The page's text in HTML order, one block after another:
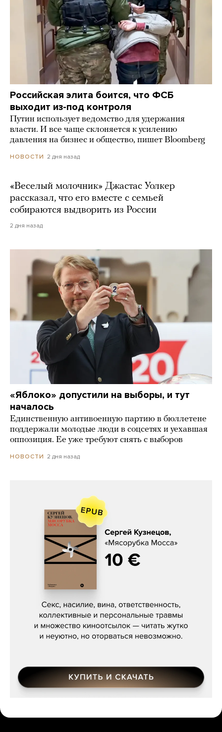
Российская элита боится, что ФСБ
выходит из-под контроля
Путин использует ведомство для удержания
власти. И все чаще склоняется к усилению
давления на бизнес и общество, пишет Bloomberg
НОВОСТИ 2 дня назад
«Веселый молочник» Джастас Уолкер
рассказал, что его вместе с семьей
собираются выдворить из России
2 дня назад
«Яблоко» допустили на выборы, и тут
началось
Единственную антивоенную партию в бюллетене
поддержали молодые люди в соцсетях и уехавшая
оппозиция. Ее уже требуют снять с выборов
НОВОСТИ 2 дня назад
Сергей Кузнецов, «Мясорубка